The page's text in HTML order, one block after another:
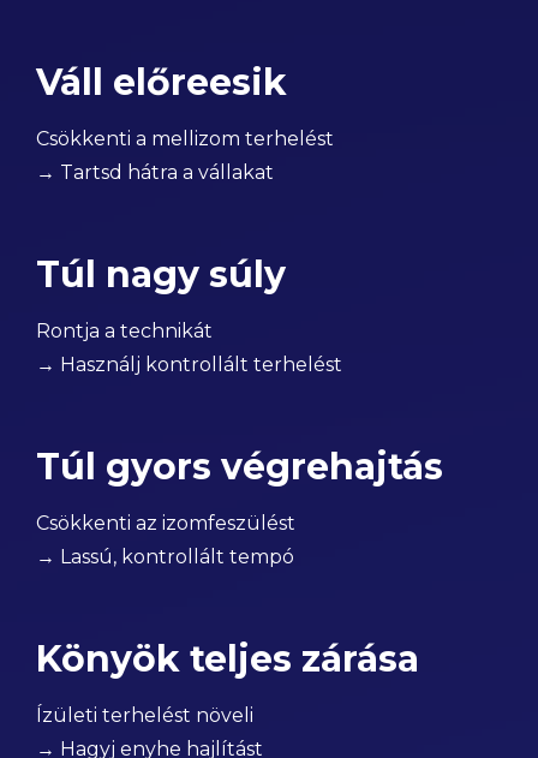
Váll előreesik
Csökkenti a mellizom terhelést
→ Tartsd hátra a vállakat
Túl nagy súly
Rontja a technikát
→ Használj kontrollált terhelést
Túl gyors végrehajtás
Csökkenti az izomfeszülést
→ Lassú, kontrollált tempó
Könyök teljes zárása
Ízületi terhelést növeli
→ Hagyj enyhe hajlítást